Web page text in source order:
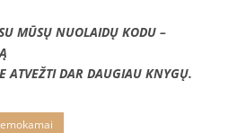
MŪSŲ NUOLAIDŲ KODU –
ATVEŽTI DAR DAUGIAU KNYGŲ.